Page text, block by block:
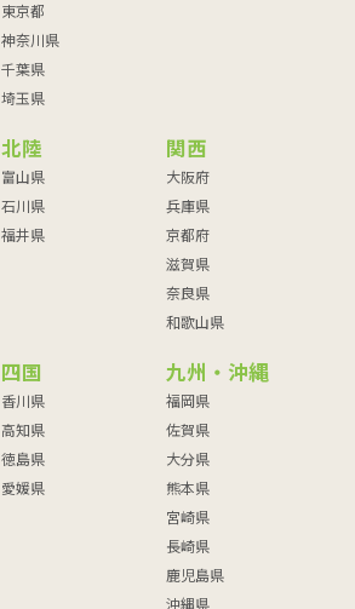
東京都
神奈川県
千葉県
埼玉県
北陸
富山県
石川県
福井県
関西
大阪府
兵庫県
京都府
滋賀県
奈良県
和歌山県
四国
香川県
高知県
徳島県
愛媛県
九州・沖縄
福岡県
佐賀県
大分県
熊本県
宮崎県
長崎県
鹿児島県
沖縄県